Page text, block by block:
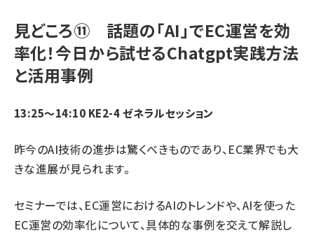
見どころ⑪ 話題の「AI」でEC運営を効
率化！今日から試せるChatgpt実践方法
と活用事例
13:25～14:10 KE2-4 ゼネラルセッション
昨今のAI技術の進歩は驚くべきものであり、EC業界でも大
きな進展が見られます。
セミナーでは、EC運営におけるAIのトレンドや、AIを使った
EC運営の効率化について、具体的な事例を交えて解説し